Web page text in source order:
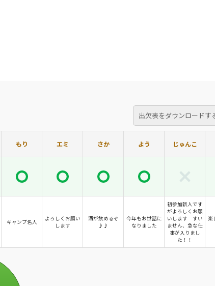
出欠表をダウンロードす
もり エミ さか よう じゅんこ
キャンプ名人
よろしくお願い
します
酒が飲めるぞ
♪♪
今年もお世話に
なりました
初参加新人です
がよろしくお願
いします すい
ません、急な仕
事が入りまし
た！！
楽